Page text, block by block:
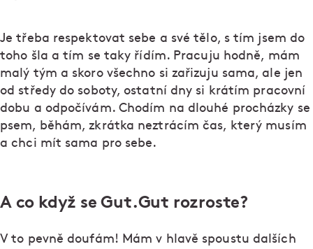
Je třeba respektovat sebe a své tělo, s tím jsem do
toho šla a tím se taky řídím. Pracuju hodně, mám
malý tým a skoro všechno si zařizuju sama, ale jen
od středy do soboty, ostatní dny si krátím pracovní
dobu a odpočívám. Chodím na dlouhé procházky se
psem, běhám, zkrátka neztrácím čas, který musím
a chci mít sama pro sebe.
A co když se Gut.Gut rozroste?
V to pevně doufám! Mám v hlavě spoustu dalších